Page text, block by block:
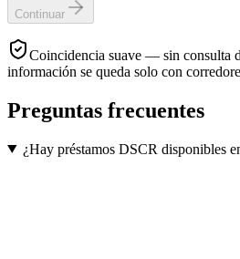
Continuar
Coincidencia suave — sin consulta
información se queda solo con
Preguntas frecuentes
¿Hay préstamos DSCR disponibles